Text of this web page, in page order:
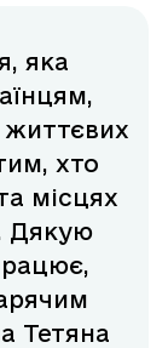
яка
життєвих
хто
місцях
Дякую
Тетяна